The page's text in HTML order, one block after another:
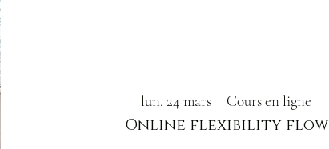
lun. 24 mars
  |
Cours en ligne
Online flexibility flow